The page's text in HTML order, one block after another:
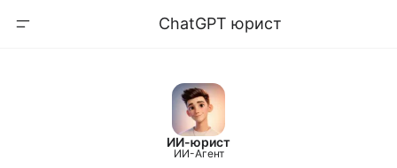
ChatGPT юрист
ИИ-юрист
ИИ-Агент